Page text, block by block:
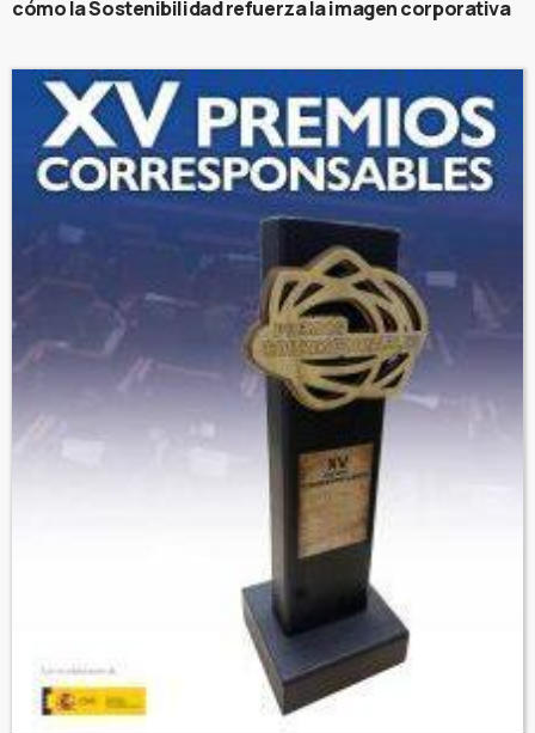
cómo la Sostenibilidad refuerza la imagen corporativa